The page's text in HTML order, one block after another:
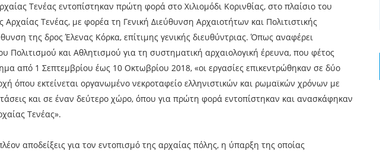
Τενέας εντοπίστηκαν πρώτη φορά στο Χιλιομόδι Κορινθίας, στο πλαίσιο του
Τενέας, με φορέα τη Γενική Διεύθυνση Αρχαιοτήτων και Πολιτιστικής
της δρος Έλενας Κόρκα, επίτιμης γενικής διευθύντριας. Όπως αναφέρει
Πολιτισμού και Αθλητισμού για τη συστηματική αρχαιολογική έρευνα, που φέτος
από 1 Σεπτεμβρίου έως 10 Οκτωβρίου 2018, «οι εργασίες επικεντρώθηκαν σε δύο
όπου εκτείνεται οργανωμένο νεκροταφείο ελληνιστικών και ρωμαϊκών χρόνων με
και σε έναν δεύτερο χώρο, όπου για πρώτη φορά εντοπίστηκαν και ανασκάφηκαν
Τενέας».
αποδείξεις για τον εντοπισμό της αρχαίας πόλης, η ύπαρξη της οποίας